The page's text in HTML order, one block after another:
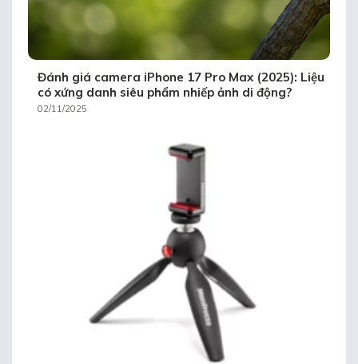
Đánh giá camera iPhone 17 Pro Max (2025): Liệu
có xứng danh siêu phẩm nhiếp ảnh di động?
02/11/2025